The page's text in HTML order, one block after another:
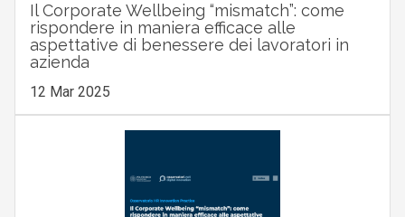
Il Corporate Wellbeing “mismatch”: come
rispondere in maniera efficace alle
aspettative di benessere dei lavoratori in
azienda
12 Mar 2025